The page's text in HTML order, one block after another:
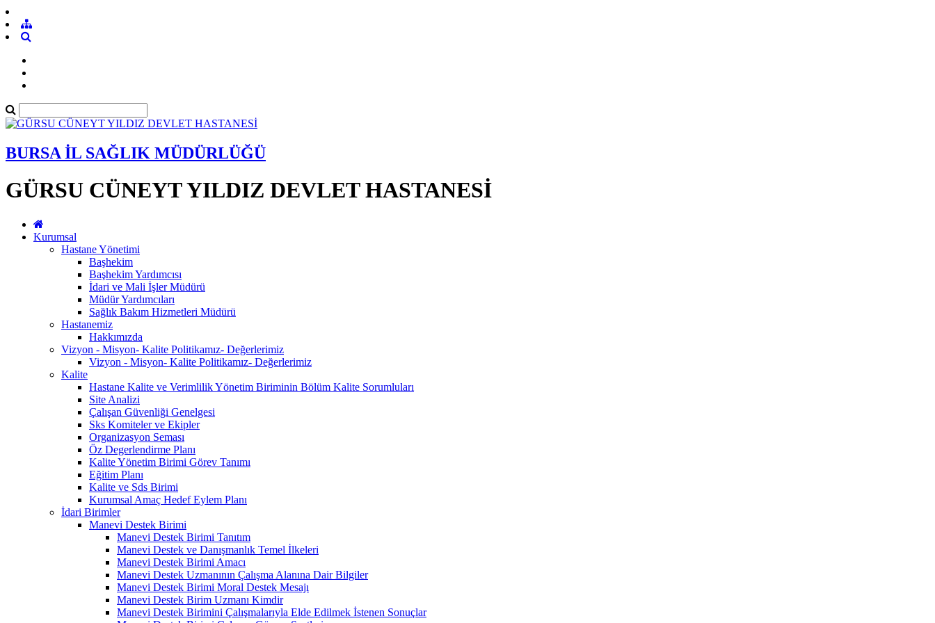
BURSA İL SAĞLIK MÜDÜRLÜĞÜ
GÜRSU CÜNEYT YILDIZ DEVLET HASTANESİ
Kurumsal
Hastane Yönetimi
Başhekim
Başhekim Yardımcısı
İdari ve Mali İşler Müdürü
Müdür Yardımcıları
Sağlık Bakım Hizmetleri Müdürü
Hastanemiz
Hakkımızda
Vizyon - Misyon- Kalite Politikamız- Değerlerimiz
Vizyon - Misyon- Kalite Politikamız- Değerlerimiz
Kalite
Hastane Kalite ve Verimlilik Yönetim Biriminin Bölüm Kalite Sorumluları
Site Analizi
Çalışan Güvenliği Genelgesi
Sks Komiteler ve Ekipler
Organizasyon Seması
Öz Degerlendirme Planı
Kalite Yönetim Birimi Görev Tanımı
Eğitim Planı
Kalite ve Sds Birimi
Kurumsal Amaç Hedef Eylem Planı
İdari Birimler
Manevi Destek Birimi
Manevi Destek Birimi Tanıtım
Manevi Destek ve Danışmanlık Temel İlkeleri
Manevi Destek Birimi Amacı
Manevi Destek Uzmanının Çalışma Alanına Dair Bilgiler
Manevi Destek Birimi Moral Destek Mesajı
Manevi Destek Birim Uzmanı Kimdir
Manevi Destek Birimini Çalışmalarıyla Elde Edilmek İstenen Sonuçlar